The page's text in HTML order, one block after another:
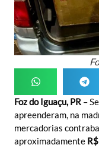
Foz do Iguaçu, PR –
apreenderam, na
mercadorias
aproximadamente